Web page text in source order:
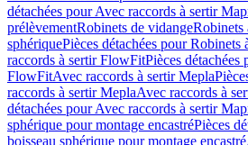
détachées pour Avec raccords à sertir
prélèvementRobinets de vidangeRobinets
sphériquePièces détachées pour Robinets
raccords à sertir FlowFitPièces détachées
FlowFitAvec raccords à sertir Mepla
raccords à sertir MeplaAvec raccords à
détachées pour Avec raccords à sertir
sphérique pour montage encastréPièces
boisseau sphérique pour montage encastré